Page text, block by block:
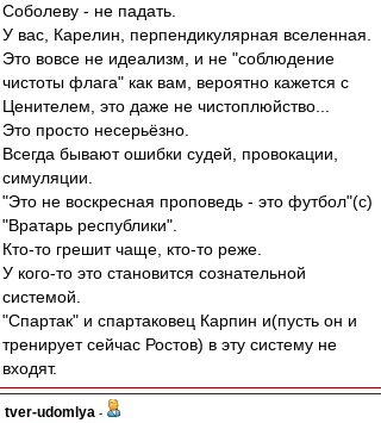
Соболеву - не падать.
У вас, Карелин, перпендикулярная вселенная.
Это вовсе не идеализм, и не "соблюдение
чистоты флага" как вам, вероятно кажется с
Ценителем, это даже не чистоплюйство...
Это просто несерьёзно.
Всегда бывают ошибки судей, провокации,
симуляции.
"Это не воскресная проповедь - это футбол"(с)
"Вратарь республики".
Кто-то грешит чаще, кто-то реже.
У кого-то это становится сознательной
системой.
"Спартак" и спартаковец Карпин и(пусть он и
тренирует сейчас Ростов) в эту систему не
входят.
tver-udomlya -